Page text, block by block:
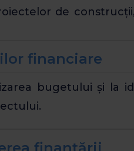
de
financiare
bugetului și la